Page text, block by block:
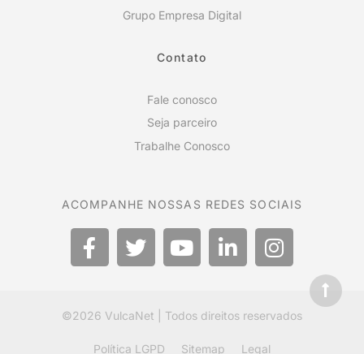
Grupo Empresa Digital
Contato
Fale conosco
Seja parceiro
Trabalhe Conosco
ACOMPANHE NOSSAS REDES SOCIAIS
©2026 VulcaNet | Todos direitos reservados
Política LGPD Sitemap Legal